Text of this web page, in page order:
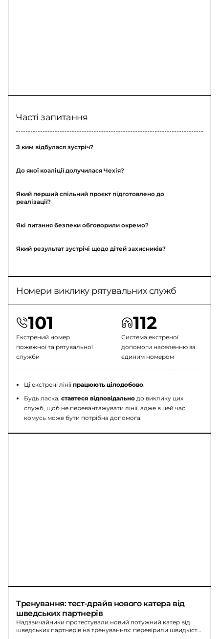
Часті запитання
З ким відбулася зустріч?
До якої коаліції долучилася Чехія?
Який перший спільний проєкт підготовлено до
реалізації?
Які питання безпеки обговорили окремо?
Який результат зустрічі щодо дітей захисників?
Номери виклику рятувальних служб
101
Екстрений номер
пожежної та рятувальної
служби
112
Система екстреної
допомоги населенню за
єдиним номером
Ці екстрені лініїпрацюють цілодобово.
Будь ласка,ставтеся відповідально до виклику цих
служб, щоб не перевантажувати лінії, адже в цей час
комусь може бути потрібна допомога.
Тренування: тест-драйв нового катера від
шведських партнерів
Надзвичайники протестували новий потужний катер від
шведських партнерів на тренуваннях: перевірили швидкість,